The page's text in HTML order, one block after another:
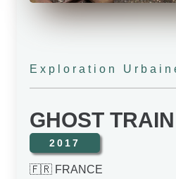
Exploration
GHOST
2017
🇫🇷 FRANCE